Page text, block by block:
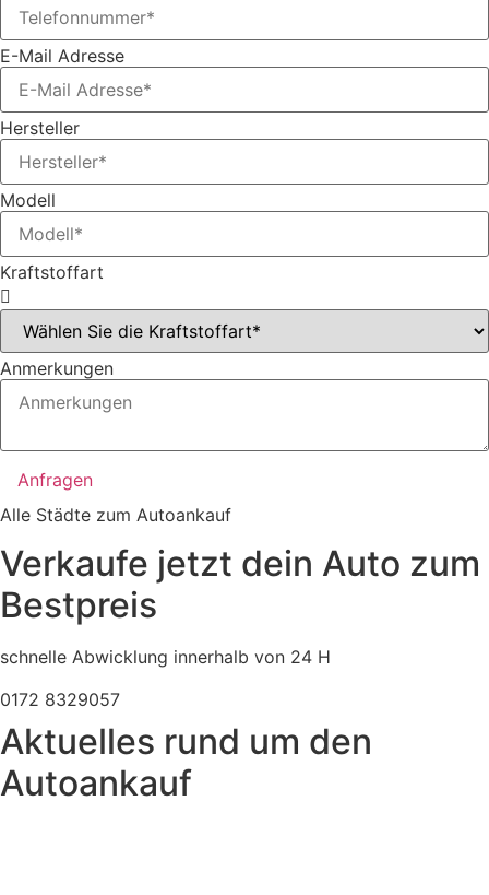
E-Mail Adresse
Hersteller
Modell
Kraftstoffart
Anmerkungen
Anfragen
Alle Städte zum Autoankauf
Verkaufe jetzt dein Auto zum
Bestpreis
schnelle Abwicklung innerhalb von 24 H
0172 8329057
Aktuelles rund um den
Autoankauf